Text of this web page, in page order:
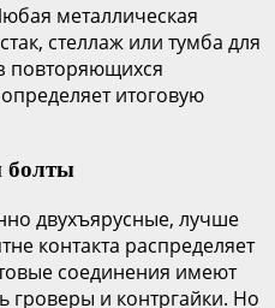
металлическая
стеллаж или тумба для
повторяющихся
итоговую
болты
двухъярусные, лучше
контакта распределяет
соединения имеют
гроверы и контргайки. Но